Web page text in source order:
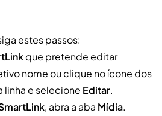
estes passos:
que pretende editar
nome ou clique no ícone dos
linha e selecione Editar.
, abra a aba Mídia.